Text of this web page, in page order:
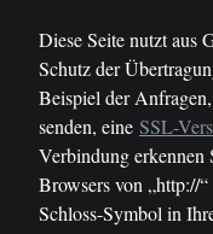
Diese Seite nutzt aus
Schutz der
Beispiel der
senden, eine SSL-
Verbindung erkennen
Browsers von „http://
Schloss-Symbol in